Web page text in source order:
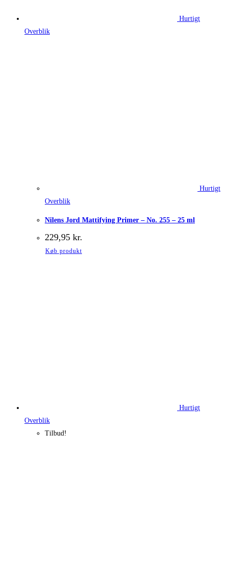
Hurtigt
Overblik
Hurtigt
Overblik
Nilens Jord Mattifying Primer – No. 255 – 25 ml
229,95 kr.
Køb produkt
Hurtigt
Overblik
Tilbud!